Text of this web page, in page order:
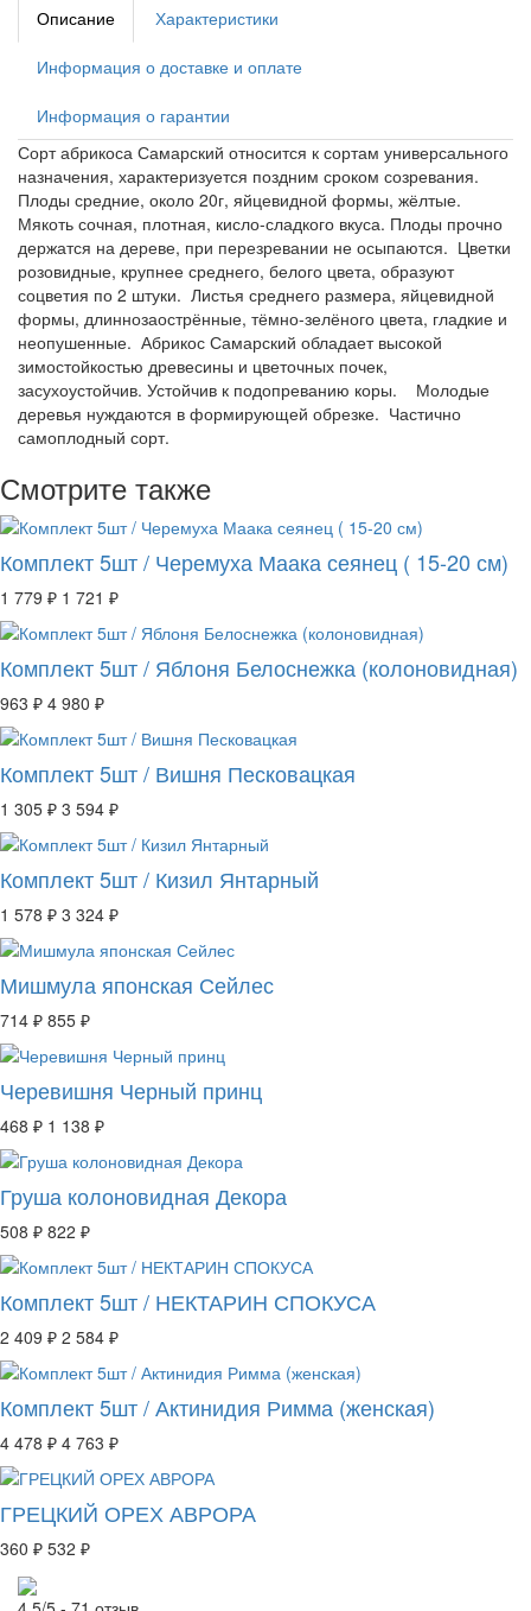
Описание Характеристики
Информация о доставке и оплате
Информация о гарантии
Сорт абрикоса Самарский относится к сортам универсального
назначения, характеризуется поздним сроком созревания.
Плоды средние, около 20г, яйцевидной формы, жёлтые.
Мякоть сочная, плотная, кисло-сладкого вкуса. Плоды прочно
держатся на дереве, при перезревании не осыпаются. Цветки
розовидные, крупнее среднего, белого цвета, образуют
соцветия по 2 штуки. Листья среднего размера, яйцевидной
формы, длиннозаострённые, тёмно-зелёного цвета, гладкие и
неопушенные. Абрикос Самарский обладает высокой
зимостойкостью древесины и цветочных почек,
засухоустойчив. Устойчив к подопреванию коры. Молодые
деревья нуждаются в формирующей обрезке. Частично
самоплодный сорт.
Смотрите также
Комплект 5шт / Черемуха Маака сеянец ( 15-20 см)
1 779 ₽ 1 721 ₽
Комплект 5шт / Яблоня Белоснежка (колоновидная)
963 ₽ 4 980 ₽
Комплект 5шт / Вишня Песковацкая
1 305 ₽ 3 594 ₽
Комплект 5шт / Кизил Янтарный
1 578 ₽ 3 324 ₽
Мишмула японская Сейлес
714 ₽ 855 ₽
Черевишня Черный принц
468 ₽ 1 138 ₽
Груша колоновидная Декора
508 ₽ 822 ₽
Комплект 5шт / НЕКТАРИН СПОКУСА
2 409 ₽ 2 584 ₽
Комплект 5шт / Актинидия Римма (женская)
4 478 ₽ 4 763 ₽
ГРЕЦКИЙ ОРЕХ АВРОРА
360 ₽ 532 ₽